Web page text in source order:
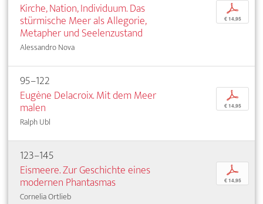
Kirche, Nation, Individuum. Das
stürmische Meer als Allegorie,
Metapher und Seelenzustand
Alessandro Nova
p
€ 14,95
95–122
Eugène Delacroix. Mit dem Meer
malen
Ralph Ubl
p
€ 14,95
123–145
Eismeere. Zur Geschichte eines
modernen Phantasmas
Cornelia Ortlieb
p
€ 14,95